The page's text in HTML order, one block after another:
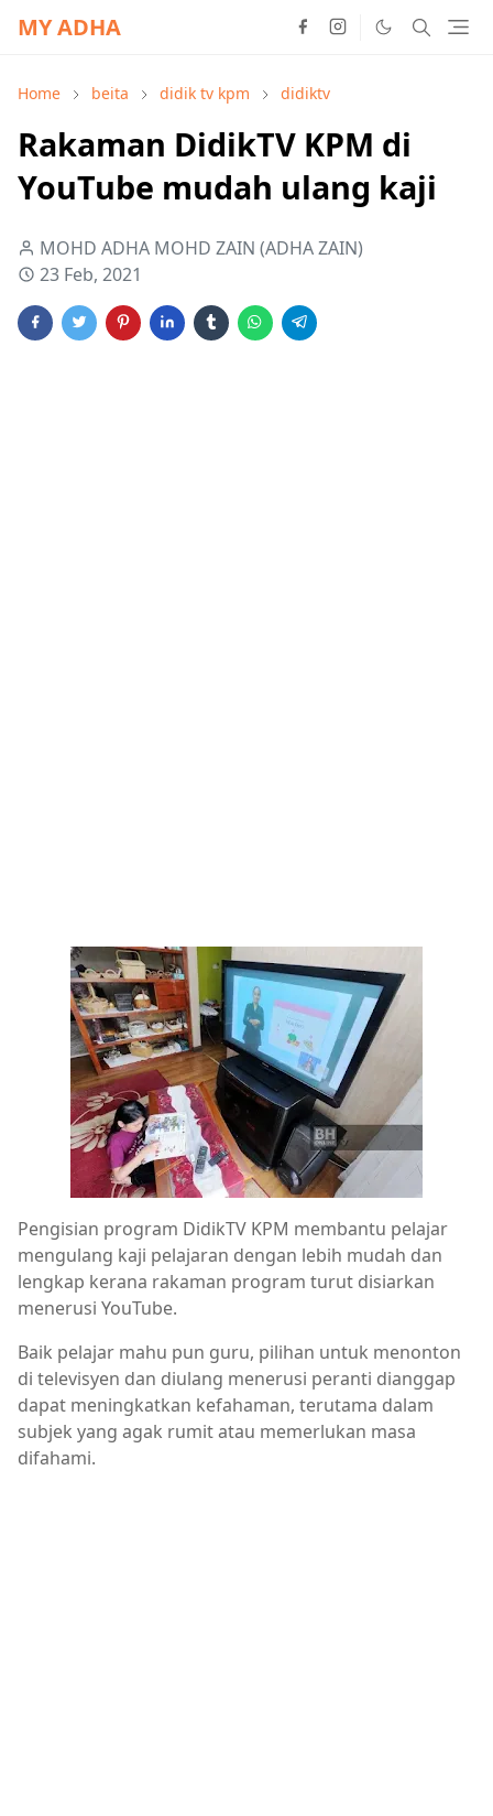
MY ADHA
Home beita didik tv kpm didiktv
Rakaman DidikTV KPM di
YouTube mudah ulang kaji
MOHD ADHA MOHD ZAIN (ADHA ZAIN)
23 Feb, 2021
Pengisian program DidikTV KPM membantu pelajar
mengulang kaji pelajaran dengan lebih mudah dan
lengkap kerana rakaman program turut disiarkan
menerusi YouTube.
Baik pelajar mahu pun guru, pilihan untuk menonton
di televisyen dan diulang menerusi peranti dianggap
dapat meningkatkan kefahaman, terutama dalam
subjek yang agak rumit atau memerlukan masa
difahami.